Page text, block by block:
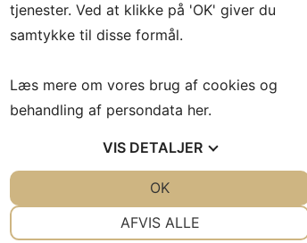
skuffende. Langt vigtigere er dog
fonde klart at foretrække. Få aktive
dem på forhånd. Det verdensbillede
for aktive forvaltere med høje
tjenester. Ved at klikke på 'OK' giver du
samtykke til disse formål.
Læs mere om vores brug af cookies og
behandling af persondata her.
VIS DETALJER
AFVIS ALLE
OK